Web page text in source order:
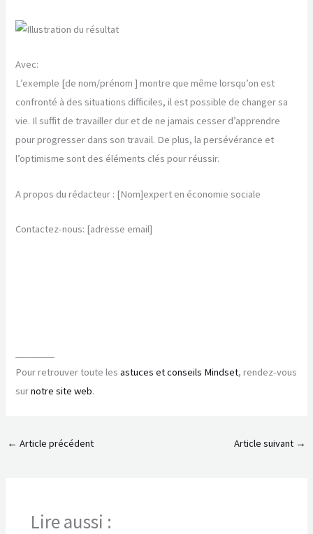
Avec:
L’exemple [de nom/prénom ] montre que même lorsqu’on est
confronté à des situations difficiles, il est possible de changer sa
vie. Il suffit de travailler dur et de ne jamais cesser d’apprendre
pour progresser dans son travail. De plus, la persévérance et
l’optimisme sont des éléments clés pour réussir.
A propos du rédacteur : [Nom]expert en économie sociale
Contactez-nous: [adresse email]
Pour retrouver toute lesastuces et conseils Mindset, rendez-vous
surnotre site web.
← Article précédent Article suivant →
Lire aussi :